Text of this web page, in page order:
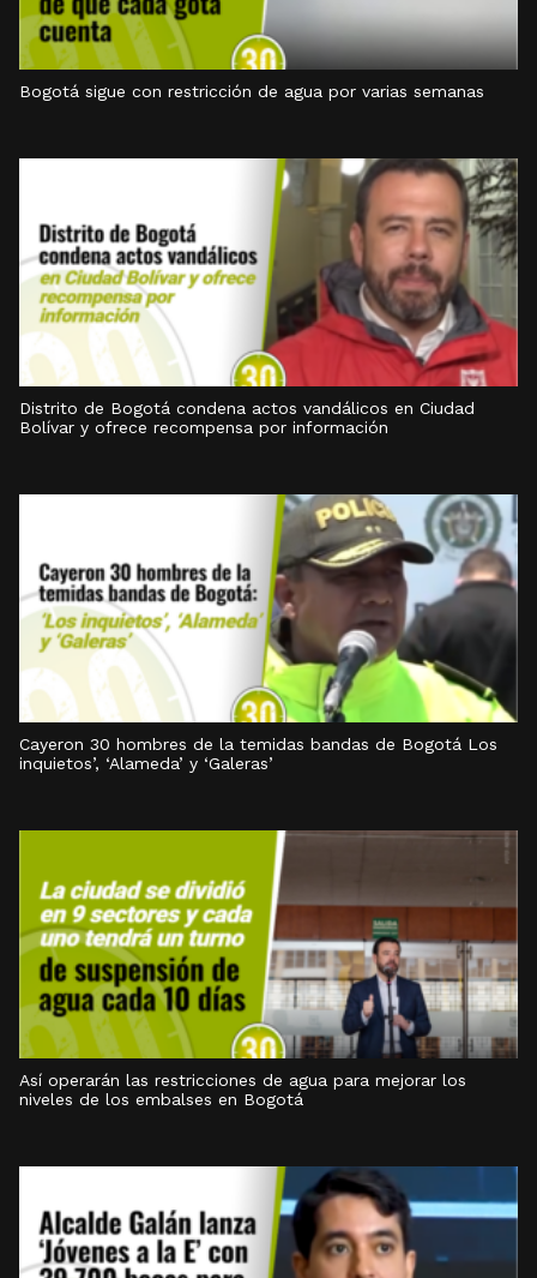
Bogotá sigue con restricción de agua por varias semanas
Distrito de Bogotá condena actos vandálicos en Ciudad
Bolívar y ofrece recompensa por información
Cayeron 30 hombres de la temidas bandas de Bogotá Los
inquietos’, ‘Alameda’ y ‘Galeras’
Así operarán las restricciones de agua para mejorar los
niveles de los embalses en Bogotá